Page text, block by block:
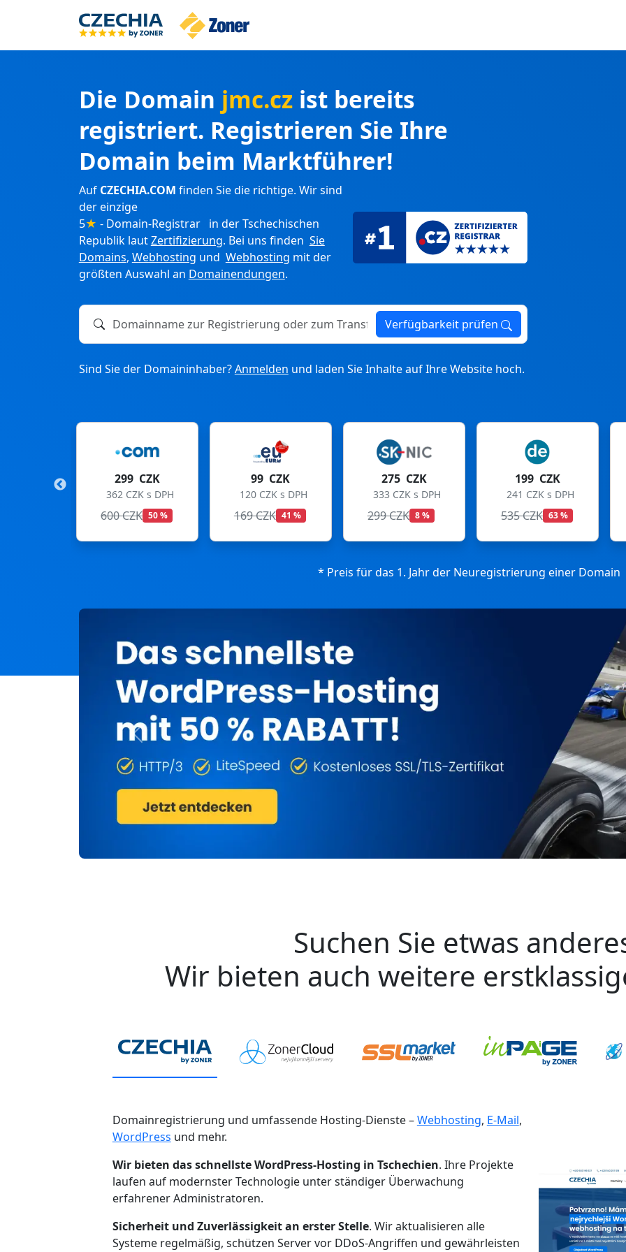
Die Domain jmc.cz ist bereits
registriert. Registrieren Sie Ihre
Domain beim Marktführer!
Auf CZECHIA.COM finden Sie die richtige. Wir sind
der einzige
5★ - Domain-Registrar in der Tschechischen
Republik lautZertifizierung. Bei uns finden Sie
Domains, Webhosting und Webhosting mit der
größten Auswahl an Domainendungen.
Domainname zur Registrierung oder zum Transfer Verfügbarkeit prüfen
Sind Sie der Domaininhaber?Anmelden und laden Sie Inhalte auf Ihre Website hoch.
99 CZK
120 CZK s DPH
169 CZK 41 %
275 CZK
333 CZK s DPH
299 CZK 8 %
199 CZK
241 CZK s DPH
535 CZK 63 %
199 CZK
241 CZK s DPH
699 CZK 72 %
* Preis für das 1. Jahr der Neuregistrierung einer Domain
Previous
Suchen Sie etwas
Wir bieten auch weitere
Domainregistrierung und umfassende Hosting-Dienste –Webhosting, E-Mail,
WordPress und mehr.
Wir bieten das schnellste WordPress-Hosting in Tschechien. Ihre Projekte
laufen auf modernster Technologie unter ständiger Überwachung
erfahrener Administratoren.
Sicherheit und Zuverlässigkeit an erster Stelle. Wir aktualisieren alle
Systeme regelmäßig, schützen Server vor DDoS-Angriffen und gewährleisten